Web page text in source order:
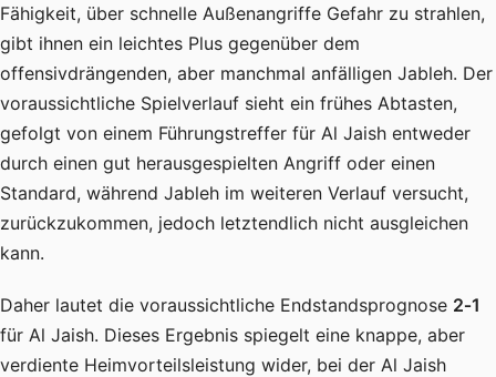
Fähigkeit, über schnelle Außenangriffe Gefahr zu strahlen,
gibt ihnen ein leichtes Plus gegenüber dem
offensivdrängenden, aber manchmal anfälligen Jableh. Der
voraussichtliche Spielverlauf sieht ein frühes Abtasten,
gefolgt von einem Führungstreffer für Al Jaish entweder
durch einen gut herausgespielten Angriff oder einen
Standard, während Jableh im weiteren Verlauf versucht,
zurückzukommen, jedoch letztendlich nicht ausgleichen
kann.
Daher lautet die voraussichtliche Endstandsprognose 2‑1
für Al Jaish. Dieses Ergebnis spiegelt eine knappe, aber
verdiente Heimvorteilsleistung wider, bei der Al Jaish